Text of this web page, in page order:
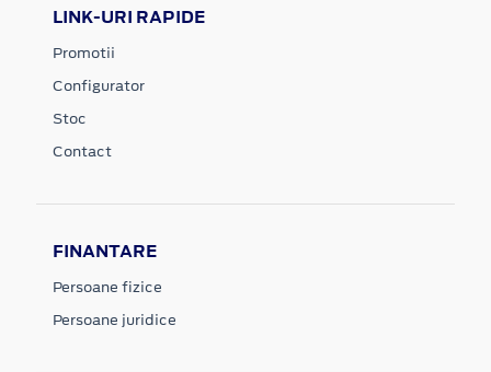
LINK-URI RAPIDE
Promotii
Configurator
Stoc
Contact
FINANTARE
Persoane fizice
Persoane juridice